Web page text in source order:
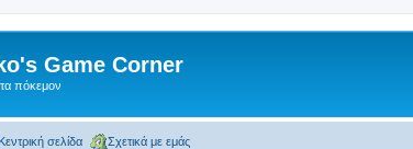
Game Corner
πόκεμον
Κεντρική σελίδα Σχετικά με εμάς